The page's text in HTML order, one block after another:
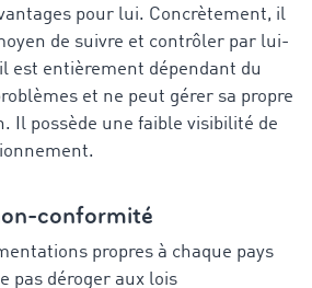
pour lui. Concrètement, il
de suivre et contrôler par lui-
est entièrement dépendant du
et ne peut gérer sa propre
Il possède une faible visibilité de
conformité
propres à chaque pays
pas déroger aux lois